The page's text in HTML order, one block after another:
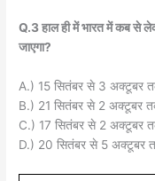
Q.3 हाल ही में भारत में कब से
जाएगा?
A.) 15 सितंबर से 3 अक्टूबर
B.) 21 सितंबर से 2 अक्टूबर
C.) 17 सितंबर से 2 अक्टूबर
D.) 20 सितंबर से 5 अक्टूबर